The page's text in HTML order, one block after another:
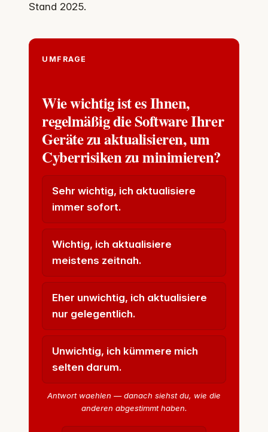
Stand 2025.
UMFRAGE
Wie wichtig ist es Ihnen,
regelmäßig die Software Ihrer
Geräte zu aktualisieren, um
Cyberrisiken zu minimieren?
Sehr wichtig, ich aktualisiere
immer sofort.
Wichtig, ich aktualisiere
meistens zeitnah.
Eher unwichtig, ich aktualisiere
nur gelegentlich.
Unwichtig, ich kümmere mich
selten darum.
Antwort waehlen — danach siehst du, wie die
anderen abgestimmt haben.